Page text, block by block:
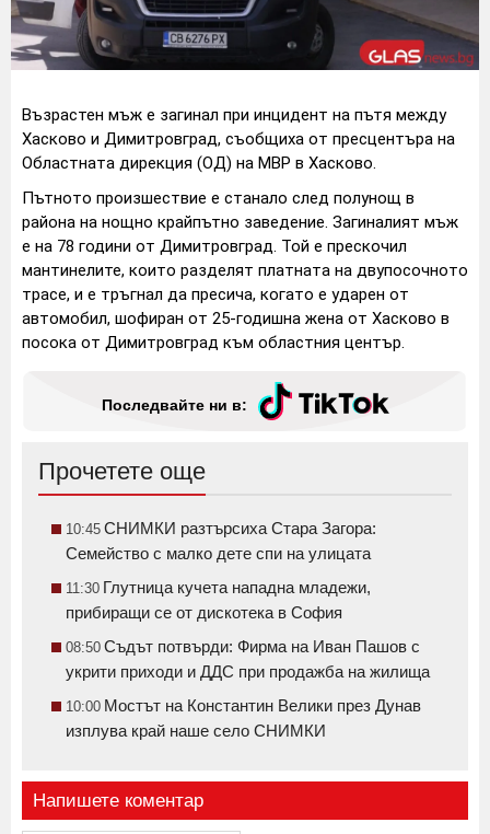
Възрастен мъж е загинал при инцидент на пътя между
Хасково и Димитровград, съобщиха от пресцентъра на
Областната дирекция (ОД) на МВР в Хасково.
Пътното произшествие е станало след полунощ в
района на нощно крайпътно заведение. Загиналият мъж
е на 78 години от Димитровград. Той е прескочил
мантинелите, които разделят платната на двупосочното
трасе, и е тръгнал да пресича, когато е ударен от
автомобил, шофиран от 25-годишна жена от Хасково в
посока от Димитровград към областния център.
Последвайте ни в:
Прочетете още
10:45 СНИМКИ разтърсиха Стара Загора:
Семейство с малко дете спи на улицата
11:30 Глутница кучета нападна младежи,
прибиращи се от дискотека в София
08:50 Съдът потвърди: Фирма на Иван Пашов с
укрити приходи и ДДС при продажба на жилища
10:00 Мостът на Константин Велики през Дунав
изплува край наше село СНИМКИ